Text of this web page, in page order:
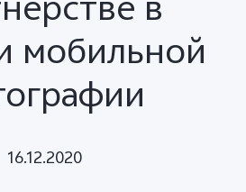
| Выберите страну/регион
в
мобильной
16.12.2020